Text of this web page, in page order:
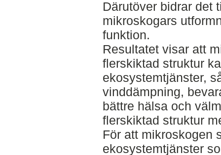
Därutöver bidrar det
mikroskogars
funktion.
Resultatet visar att
flerskiktad struktur
ekosystemtjänster,
vinddämpning,
bättre hälsa och
flerskiktad struktur
För att mikroskogen
ekosystemtjänster